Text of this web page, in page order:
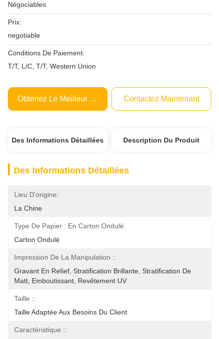
Négociables
Prix:
negotiable
Conditions De Paiement:
T/T, L/C, T/T, Western Union
Obtenez Le Meilleur Prix Contactez Maintenant
Des Informations Détaillées Description Du Produit
Des Informations Détaillées
Lieu D'origine:
La Chine
Type De Papier : En Carton Ondulé:
Carton Ondulé
Impression De La Manipulation ::
Gravant En Refief, Stratification Brillante, Stratification De
Matt, Emboutissant, Revêtement UV
Taille ::
Taille Adaptée Aux Besoins Du Client
Caractéristique ::